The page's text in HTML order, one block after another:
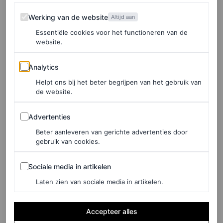
met S10. Het eerste en het enige interview; zo laten ze
duidelijk weten.
Het eerste contact
“Dat is wel een grappig en frappant verhaal. Wij vinden
haar geweldig en toen bleek dat we gemeenschappelijke
vrienden hebben vroegen wij hun: ‘kunnen wij met S10
in contact komen? We willen haar graag kleden’. Precies
diezelfde dag nam Stien contact met ons op. Die
berichten hebben elkaar gekruist op vrijdag en op
maandag zaten we bij elkaar aan tafel.”
“Wij vinden vooral haar muziek fantastisch en ze leek
Werking van de website
Werking van de website Altijd aan
Essentiële cookies voor het functioneren van de
website.
Analytics
Analytics
Helpt ons bij het beter begrijpen van het gebruik van
de website.
Advertenties
Advertenties
Beter aanleveren van gerichte advertenties door
gebruik van cookies.
Sociale media in artikelen
Sociale media in artikelen
Laten zien van sociale media in artikelen.
Accepteer alles